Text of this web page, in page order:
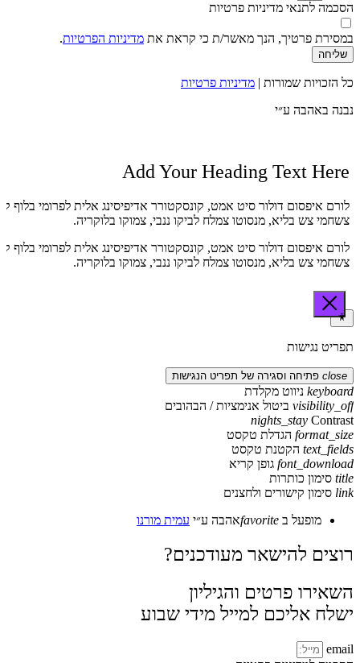
הסכמה לתנאי מדיניות פרטיות
במסירת פרטיך, הנך מאשר/ת כי קראת את מדיניות הפרטיות.
שליחה
כל הזכויות שמורות | מדיניות פרטיות
נבנה באהבה ע״י
Add Your Heading Text Here
לורם איפסום דולור סיט אמט, קונסקטורר אדיפיסינג אלית לפרומי בלוף
צשחמי צש בליא, מנסוטו צמלח לביקו ננבי, צמוקו בלוקריה.
לורם איפסום דולור סיט אמט, קונסקטורר אדיפיסינג אלית לפרומי בלוף
צשחמי צש בליא, מנסוטו צמלח לביקו ננבי, צמוקו בלוקריה.
תפריט נגישות
close פתיחה וסגירה של תפריט הנגישות
keyboard ניווט מקלדת
visibility_off ביטול אנימציות / הבהובים
nights_stay Contrast
format_size הגדלת טקסט
text_fields הקטנת טקסט
font_download גופן קריא
title סימון כותרות
link סימון קישורים ולחצנים
מופעל ב favoriteאהבה ע״י עמית מורנו
רוצים להישאר מעודכנים?
השאירו פרטים והגיליון
ישלח אליכם למייל מידי שבוע
email